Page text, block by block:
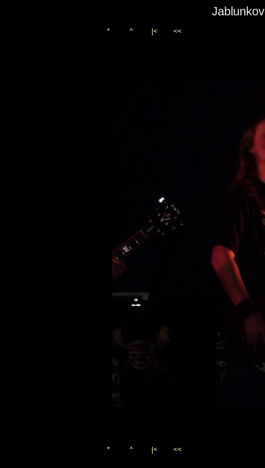
* ^ |< <<
* ^ |< <<